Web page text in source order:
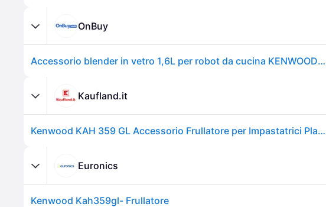
OnBuy
Accessorio blender in vetro 1,6L per robot da cucina KENWOOD KAH359GL - 4 lame
Kaufland.it
Kenwood KAH 359 GL Accessorio Frullatore per Impastatrici Planetarie
Euronics
Kenwood Kah359gl- Frullatore